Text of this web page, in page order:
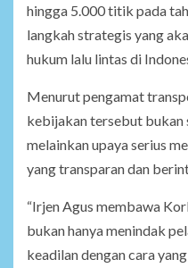
hingga 5.000 titik pada
langkah strategis yang
hukum lalu lintas di
Menurut pengamat
kebijakan tersebut
melainkan upaya serius
yang transparan dan
“Irjen Agus membawa
bukan hanya menindak
keadilan dengan cara